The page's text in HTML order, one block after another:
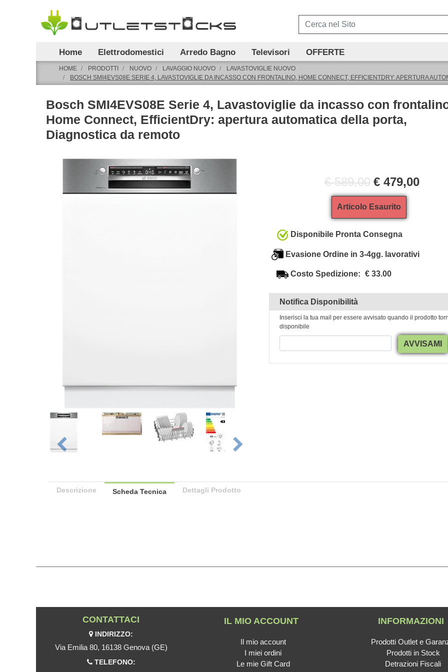
Home Elettrodomestici Arredo Bagno Televisori OFFERTE
HOME PRODOTTI NUOVO LAVAGGIO NUOVO
LAVASTOVIGLIE NUOVO
BOSCH SMI4EVS08E SERIE 4, LAVASTOVIGLIE DA INCASSO CON FRONTALINO, HOME CONNECT, EFFICIENTDRY: APERTURA
Bosch SMI4EVS08E Serie 4, Lavastoviglie da incasso con
Home Connect, EfficientDry: apertura automatica della porta,
Diagnostica da remoto
€ 589,00 € 479,00
Articolo Esaurito
Disponibile Pronta Consegna
Evasione Ordine in 3-4gg. lavorativi
Costo Spedizione: € 33.00
Notifica Disponibilità
Inserisci la tua mail per essere avvisato quando il prodotto
disponibile
AVVISAMI
Descrizione Scheda Tecnica Dettagli Prodotto
CONTATTACI
INDIRIZZO:
Via Emilia 80, 16138 Genova (GE)
TELEFONO:
IL MIO ACCOUNT
Il mio account
I miei ordini
Le mie Gift Card
INFORMAZIONI
Prodotti Outlet e
Prodotti in Stock
Detrazioni Fiscali